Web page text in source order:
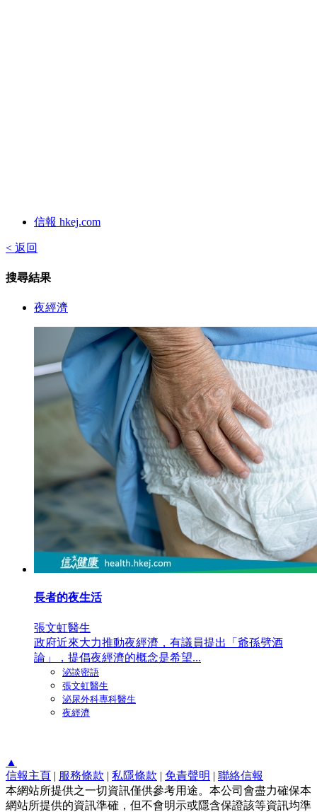
信報 hkej.com
< 返回
搜尋結果
夜經濟
長者的夜生活
張文虹醫生
政府近來大力推動夜經濟，有議員提出「爺孫劈酒
論」，提倡夜經濟的概念是希望...
泌談密語
張文虹醫生
泌尿外科專科醫生
夜經濟
▲
信報主頁 | 服務條款 | 私隱條款 | 免責聲明 | 聯絡信報
本網站所提供之一切資訊僅供參考用途。本公司會盡力確保本
網站所提供的資訊準確，但不會明示或隱含保證該等資訊均準